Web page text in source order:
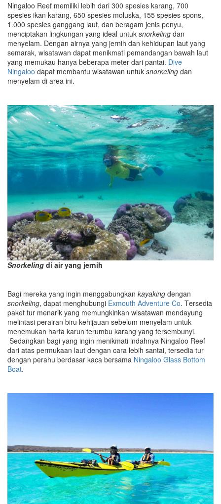
Ningaloo Reef memiliki lebih dari 300 spesies karang, 700
spesies ikan karang, 650 spesies moluska, 155 spesies spons,
1.000 spesies ganggang laut, dan beragam jenis penyu,
menciptakan lingkungan yang ideal untuk snorkeling dan
menyelam. Dengan airnya yang jernih dan kehidupan laut yang
semarak, wisatawan dapat menikmati pemandangan bawah laut
yang memukau hanya beberapa meter dari pantai. Dive
Ningaloo dapat membantu wisatawan untuk snorkeling dan
menyelam di area ini.
Snorkeling di air yang jernih
Bagi mereka yang ingin menggabungkan kayaking dengan
snorkeling, dapat menghubungi Exmouth Adventure Co. Tersedia
paket tur menarik yang memungkinkan wisatawan mendayung
melintasi perairan biru kehijauan sebelum menyelam untuk
menemukan harta karun terumbu karang yang tersembunyi.
Sedangkan bagi yang ingin menikmati indahnya Ningaloo Reef
dari atas permukaan laut dengan cara lebih santai, tersedia tur
dengan perahu berdasar kaca bersama Ningaloo Glass Bottom
Boat.